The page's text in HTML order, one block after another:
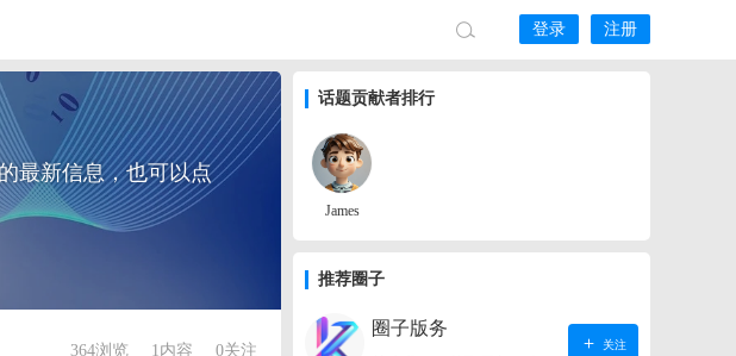
登录 注册
话题贡献者排行
James
推荐圈子
圈子版务
关注
最新信息，也可以点
364浏览 1内容 0关注